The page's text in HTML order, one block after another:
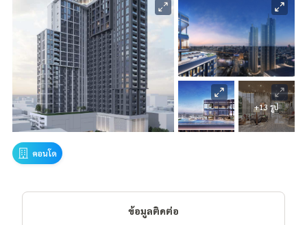
+13 รูป
คอนโด
ข้อมูลติดต่อ